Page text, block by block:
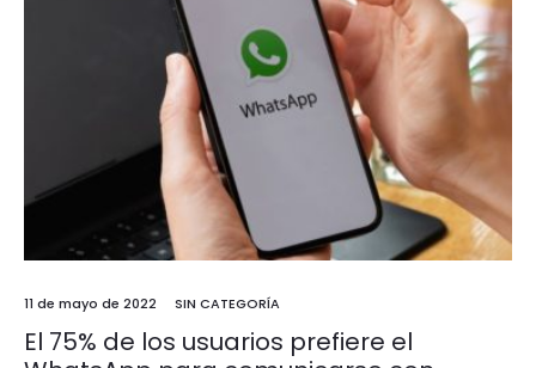
11 de mayo de 2022 SIN CATEGORÍA
El 75% de los usuarios prefiere el